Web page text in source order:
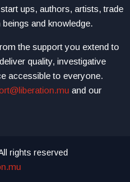
ups, authors, artists, trade
and knowledge.
the support you extend to
quality, investigative
accessible to everyone.
and our
rights reserved